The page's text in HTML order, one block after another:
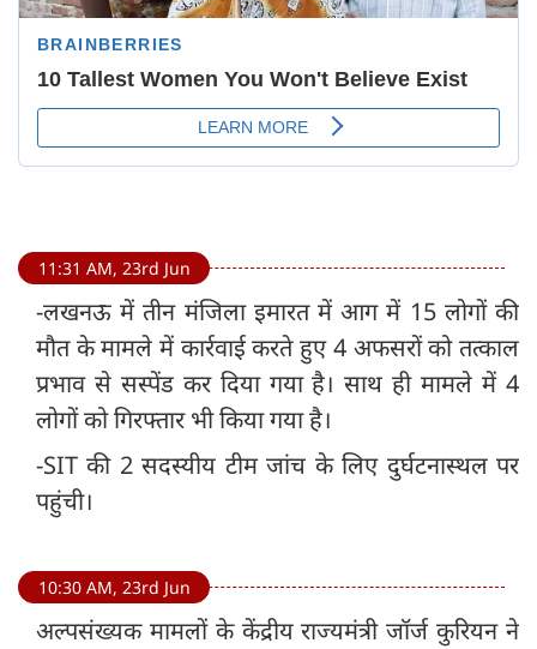
11:31 AM, 23rd Jun
-लखनऊ में तीन मंजिला इमारत में आग में 15 लोगों की
मौत के मामले में कार्रवाई करते हुए 4 अफसरों को तत्काल
प्रभाव से सस्पेंड कर दिया गया है। साथ ही मामले में 4
लोगों को गिरफ्तार भी किया गया है।
-SIT की 2 सदस्यीय टीम जांच के लिए दुर्घटनास्थल पर
पहुंची।
10:30 AM, 23rd Jun
अल्पसंख्यक मामलों के केंद्रीय राज्यमंत्री जॉर्ज कुरियन ने